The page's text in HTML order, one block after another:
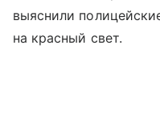
выяснили
на красный свет.